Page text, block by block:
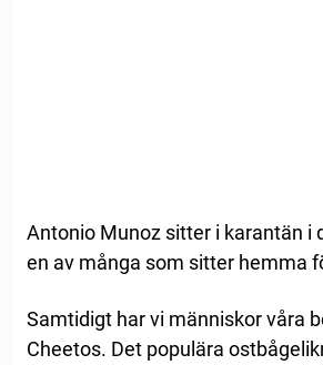
Antonio Munoz sitter i karantän i
en av många som sitter hemma
Samtidigt har vi människor våra
Cheetos. Det populära